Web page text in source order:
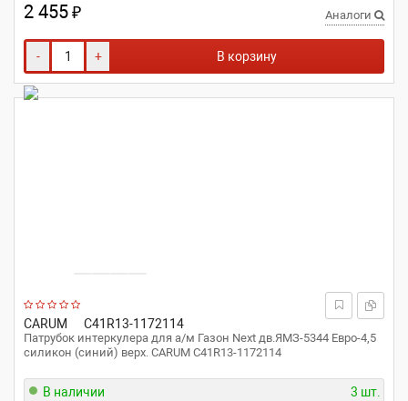
2 455₽ Аналоги
- + В корзину
CARUM C41R13-1172114
Патрубок интеркулера для а/м Газон Next дв.ЯМЗ-5344 Евро-4,5
силикон (синий) верх. CARUM C41R13-1172114
В наличии 3 шт.